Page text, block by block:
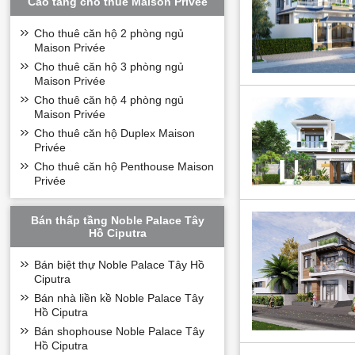
nội khu.
* Với diện tích tổng
thất được cá nhân
Biệt thự đơn lập
- Biệt thự đơn lập
hợp hoàn hảo
đường nét kiến trúc.
- Những phòng
chọn và bài trí với
Tiềm năng sinh
* Những biệt thự
kế nội thất, cùng
* Điểm mạnh của
khu vui chơi, siêu
đầy đủ tiện ích.
định và tiềm năng
Để biết thêm thông
Cho thuê căn hộ 2 phòng ngủ
Maison Privée
Cho thuê căn hộ 3 phòng ngủ
Maison Privée
Cho thuê căn hộ 4 phòng ngủ
Maison Privée
Cho thuê căn hộ Duplex Maison
Privée
Cho thuê căn hộ Penthouse Maison
Privée
Bán thấp tầng Noble Palace Tây
Hồ Ciputra
Bán biệt thự Noble Palace Tây Hồ
Ciputra
Bán nhà liền kề Noble Palace Tây
Hồ Ciputra
Bán shophouse Noble Palace Tây
Hồ Ciputra